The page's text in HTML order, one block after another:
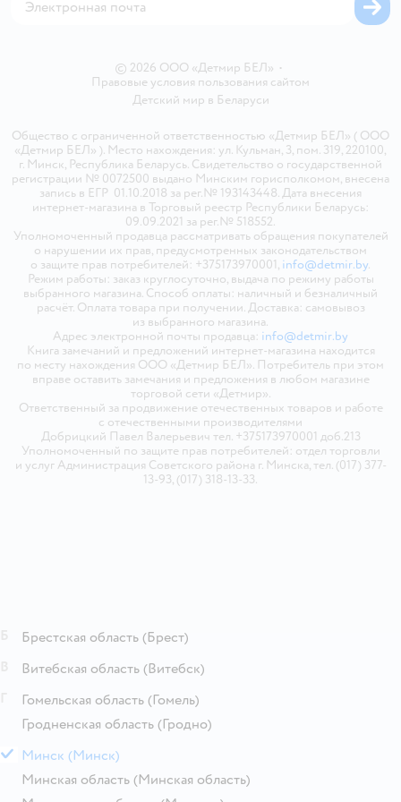
© 2026 ООО «Детмир БЕЛ» •
Правовые условия пользования сайтом
Детский мир в Беларуси
Общество с ограниченной ответственностью «Детмир БЕЛ» ( ООО
«Детмир БЕЛ» ). Место нахождения: ул. Кульман, 3, пом. 319, 220100,
г. Минск, Республика Беларусь. Свидетельство о государственной
регистрации № 0072500 выдано Минским горисполкомом, внесена
запись в ЕГР 01.10.2018 за рег.№ 193143448. Дата внесения
интернет-магазина в Торговый реестр Республики Беларусь:
09.09.2021 за рег.№ 518552.
Уполномоченный продавца рассматривать обращения покупателей
о нарушении их прав, предусмотренных законодательством
о защите прав потребителей: +375173970001, info@detmir.by.
Режим работы: заказ круглосуточно, выдача по режиму работы
выбранного магазина. Способ оплаты: наличный и безналичный
расчёт. Оплата товара при получении. Доставка: самовывоз
из выбранного магазина.
Адрес электронной почты продавца: info@detmir.by
Книга замечаний и предложений интернет-магазина находится
по месту нахождения ООО «Детмир БЕЛ». Потребитель при этом
вправе оставить замечания и предложения в любом магазине
торговой сети «Детмир».
Ответственный за продвижение отечественных товаров и работе
с отечественными производителями
Добрицкий Павел Валерьевич тел. +375173970001 доб.213
Уполномоченный по защите прав потребителей: отдел торговли
и услуг Администрация Советского района г. Минска, тел. (017) 377-
13-93, (017) 318-13-33.
Брестская область (Брест)
Витебская область (Витебск)
Гомельская область (Гомель)
Гродненская область (Гродно)
М Минск (Минск)
Минская область (Минская область)